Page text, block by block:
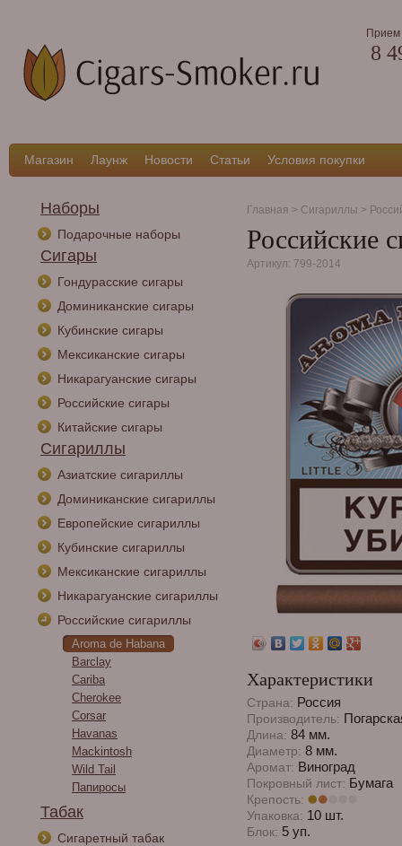
Прием
8
Магазин Лаунж Новости Статьи Условия покупки
Наборы
Подарочные наборы
Сигары
Гондурасские сигары
Доминиканские сигары
Кубинские сигары
Мексиканские сигары
Никарагуанские сигары
Российские сигары
Китайские сигары
Сигариллы
Азиатские сигариллы
Доминиканские сигариллы
Европейские сигариллы
Кубинские сигариллы
Мексиканские сигариллы
Никарагуанские сигариллы
Российские сигариллы
Aroma de Habana
Barclay
Cariba
Cherokee
Corsar
Havanas
Mackintosh
Wild Tail
Папиросы
Табак
Сигаретный табак
Главная > Сигариллы >
Российские
Артикул: 799-2014
Характеристики
Страна: Россия
Производитель:
Длина: 84 мм.
Диаметр: 8 мм.
Аромат: Виноград
Покровный лист: Бумага
Крепость:
Упаковка: 10 шт.
Блок: 5 уп.